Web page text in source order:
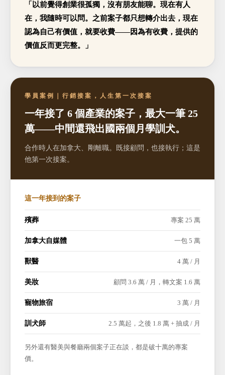
「以前覺得創業很孤獨，沒有朋友能聊。現在有人
在，我隨時可以問。之前案子都只想轉介出去，現在
認為自己有價值，就要收費——因為有收費，提供的
價值反而更完整。」
學員案例｜行銷接案，人生第一次接案
一年接了 6 個產業的案子，最大一筆 25
萬——中間還飛出國兩個月學訓犬。
合作時人在加拿大、剛離職。既接顧問，也接執行；這是
他第一次接案。
這一年接到的案子
殯葬 專案 25 萬
加拿大自媒體 一包 5 萬
獸醫 4 萬 / 月
美妝 顧問 3.6 萬 / 月，轉文案 1.6 萬
寵物旅宿 3 萬 / 月
訓犬師 2.5 萬起，之後 1.8 萬 + 抽成 / 月
另外還有醫美與餐廳兩個案子正在談，都是破十萬的專案
價。